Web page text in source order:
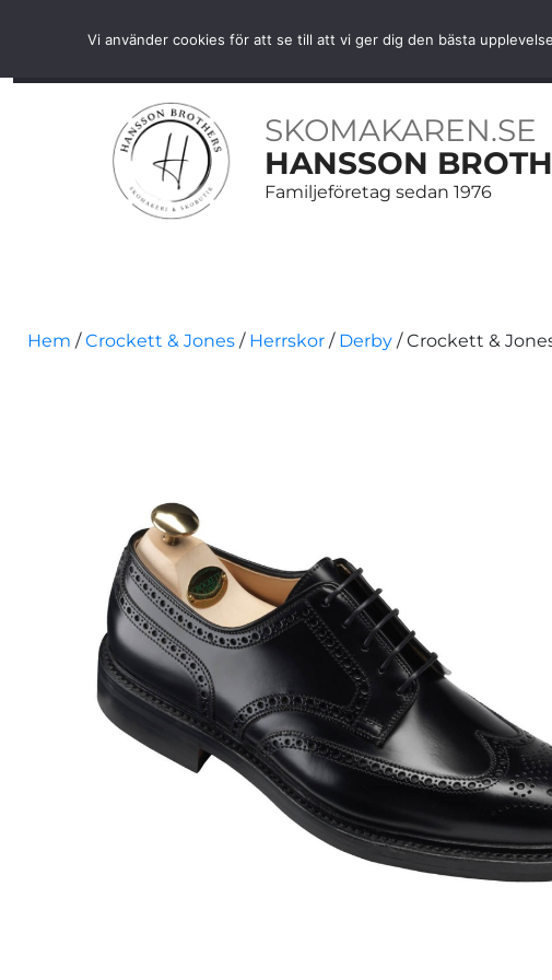
SKOMAKAREN.SE
HANSSON
Familjeföretag sedan 1976
Hem /Crockett & Jones / Herrskor / Derby / Crockett &
Vi använder cookies för att se till att vi ger dig den bästa